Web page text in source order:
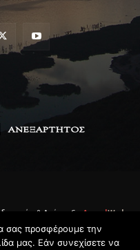
& Ανάπτυξη AngelWeb
σας προσφέρουμε την
μας. Εάν συνεχίσετε να